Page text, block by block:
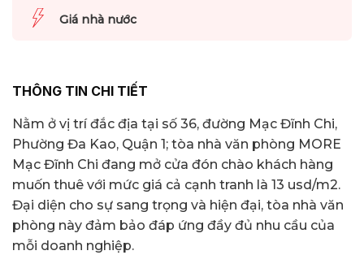
Giá nhà nước
THÔNG TIN CHI TIẾT
Nằm ở vị trí đắc địa tại số 36, đường Mạc Đĩnh Chi,
Phường Đa Kao, Quận 1; tòa nhà văn phòng MORE
Mạc Đĩnh Chi đang mở cửa đón chào khách hàng
muốn thuê với mức giá cả cạnh tranh là 13 usd/m2.
Đại diện cho sự sang trọng và hiện đại, tòa nhà văn
phòng này đảm bảo đáp ứng đầy đủ nhu cầu của
mỗi doanh nghiệp.